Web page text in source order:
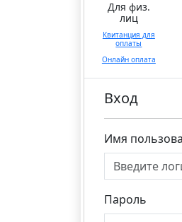
Для физ.
лиц
Квитанция для
оплаты
Онлайн оплата
Вход
Имя
Пароль